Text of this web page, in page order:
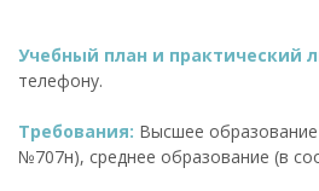
Учебный план и практический
телефону.
Требования: Высшее
№707н), среднее образование (в